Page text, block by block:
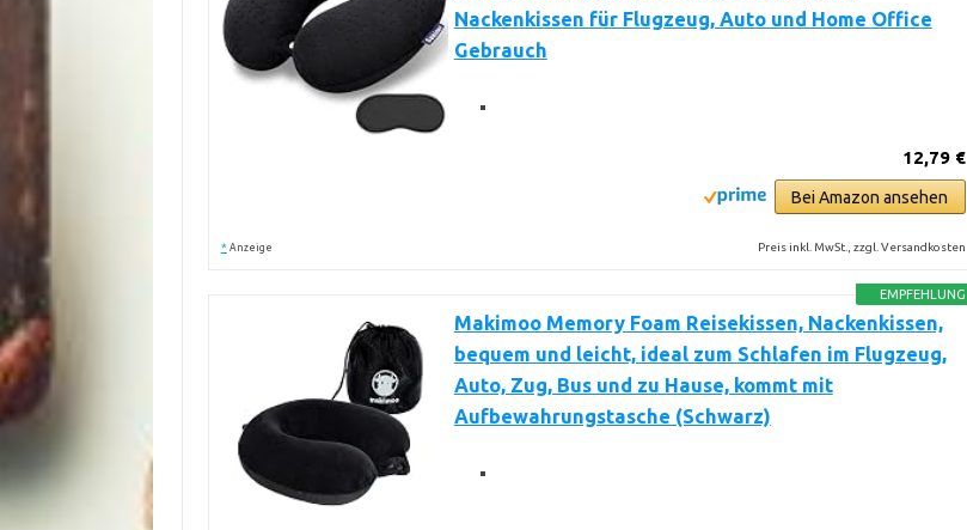
Nackenkissen für Flugzeug, Auto und Home Office
Gebrauch
12,79 €
Bei Amazon ansehen
* Anzeige Preis inkl. MwSt., zzgl. Versandkosten
EMPFEHLUNG
Makimoo Memory Foam Reisekissen, Nackenkissen,
bequem und leicht, ideal zum Schlafen im Flugzeug,
Auto, Zug, Bus und zu Hause, kommt mit
Aufbewahrungstasche (Schwarz)